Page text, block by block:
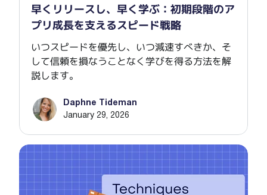
早くリリースし、早く学ぶ：初期段階のア
プリ成長を支えるスピード戦略
いつスピードを優先し、いつ減速すべきか、そ
して信頼を損なうことなく学びを得る方法を解
説します。
Daphne Tideman
January 29, 2026
サブ